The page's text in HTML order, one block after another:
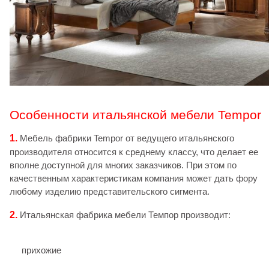
Особенности итальянской мебели Tempor
1. Мебель фабрики Tempor от ведущего итальянского
производителя относится к среднему классу, что делает ее
вполне доступной для многих заказчиков. При этом по
качественным характеристикам компания может дать фору
любому изделию представительского сигмента.
2. Итальянская фабрика мебели Темпор производит:
прихожие